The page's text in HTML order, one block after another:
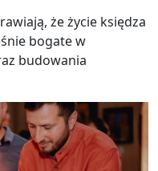
że życie księdza
bogate w
budowania